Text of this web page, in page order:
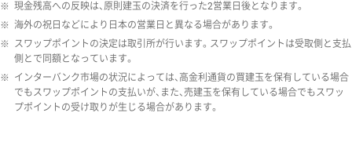
※ 現金残高への反映は、原則建玉の決済を行った2営業日後となります。
※ 海外の祝日などにより日本の営業日と異なる場合があります。
※ スワップポイントの決定は取引所が行います。スワップポイントは受取側と支払
側とで同額となっています。
※ インターバンク市場の状況によっては、高金利通貨の買建玉を保有している場合
でもスワップポイントの支払いが、また、売建玉を保有している場合でもスワッ
プポイントの受け取りが生じる場合があります。